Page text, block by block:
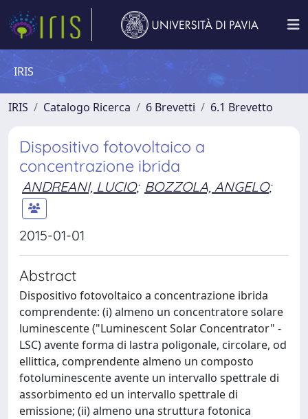
IRIS
IRIS Catalogo Ricerca 6 Brevetti 6.1 Brevetto
Dispositivo fotovoltaico a
concentrazione ibrida
ANDREANI, LUCIO; BOZZOLA, ANGELO;
2015-01-01
Abstract
Dispositivo fotovoltaico a concentrazione ibrida
comprendente: (i) almeno un concentratore solare
luminescente ("Luminescent Solar Concentrator" -
LSC) avente forma di lastra poligonale, circolare, od
ellittica, comprendente almeno un composto
fotoluminescente avente un intervallo spettrale di
assorbimento ed un intervallo spettrale di
emissione; (ii) almeno una struttura fotonica